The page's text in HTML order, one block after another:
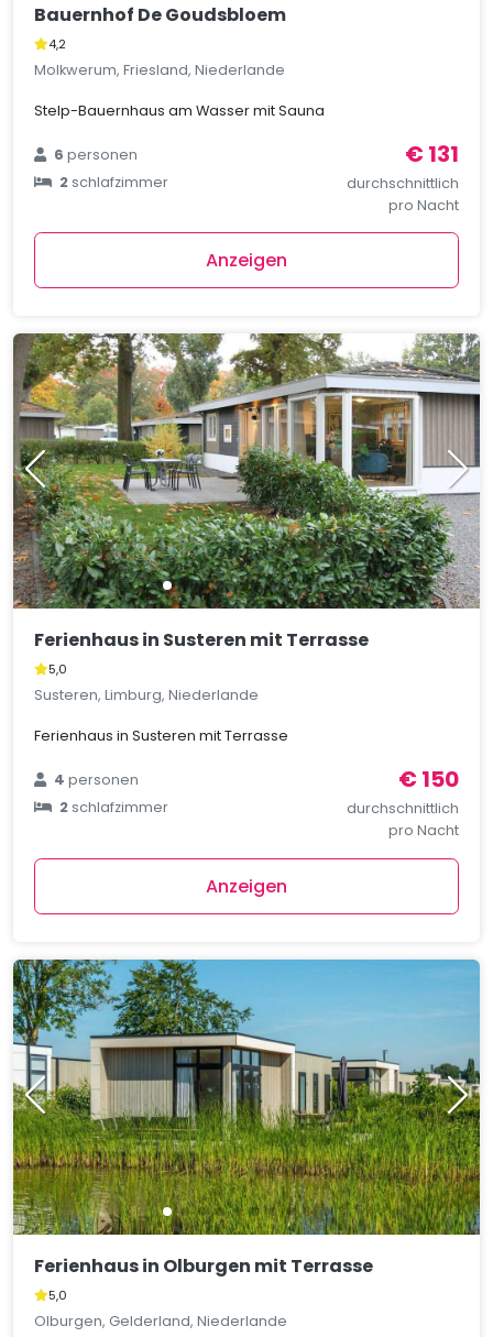
Bauernhof De Goudsbloem
4,2
Molkwerum, Friesland, Niederlande
Stelp-Bauernhaus am Wasser mit Sauna
6personen
2schlafzimmer
€ 131
durchschnittlich
pro Nacht
Anzeigen
Ferienhaus in Susteren mit Terrasse
5,0
Susteren, Limburg, Niederlande
Ferienhaus in Susteren mit Terrasse
4personen
2schlafzimmer
€ 150
durchschnittlich
pro Nacht
Anzeigen
Ferienhaus in Olburgen mit Terrasse
5,0
Olburgen, Gelderland, Niederlande